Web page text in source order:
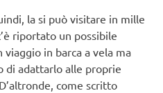
la si può visitare in mille
riportato un possibile
in barca a vela ma
di adattarlo alle proprie
come scritto